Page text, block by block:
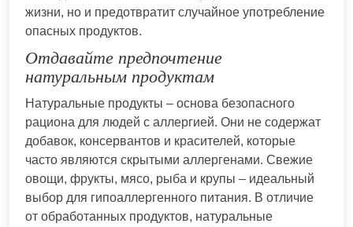
жизни, но и предотвратит случайное употребление
опасных продуктов.
Отдавайте предпочтение
натуральным продуктам
Натуральные продукты – основа безопасного
рациона для людей с аллергией. Они не содержат
добавок, консервантов и красителей, которые
часто являются скрытыми аллергенами. Свежие
овощи, фрукты, мясо, рыба и крупы – идеальный
выбор для гипоаллергенного питания. В отличие
от обработанных продуктов, натуральные